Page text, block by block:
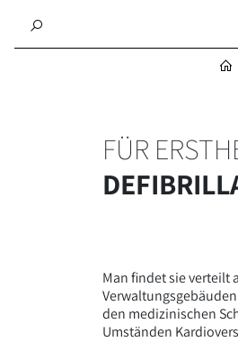
FÜR
Man findet sie verteilt
den medizinischen
Umständen